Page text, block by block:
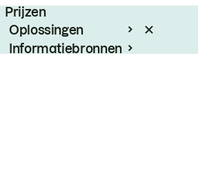
Prijzen
Oplossingen
Informatiebronnen